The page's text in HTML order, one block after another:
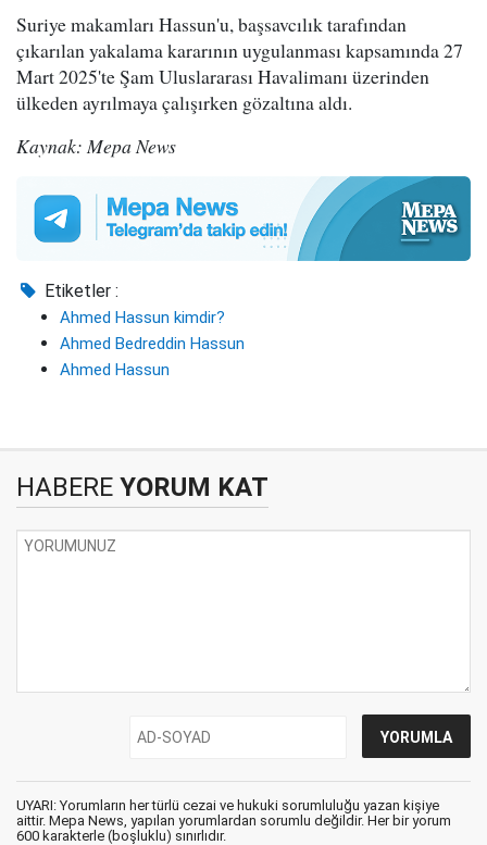
Suriye makamları Hassun'u, başsavcılık tarafından
çıkarılan yakalama kararının uygulanması kapsamında 27
Mart 2025'te Şam Uluslararası Havalimanı üzerinden
ülkeden ayrılmaya çalışırken gözaltına aldı.
Kaynak: Mepa News
Etiketler :
Ahmed Hassun kimdir?
Ahmed Bedreddin Hassun
Ahmed Hassun
HABERE YORUM KAT
UYARI: Yorumların her türlü cezai ve hukuki sorumluluğu yazan kişiye
aittir. Mepa News, yapılan yorumlardan sorumlu değildir. Her bir yorum
600 karakterle (boşluklu) sınırlıdır.